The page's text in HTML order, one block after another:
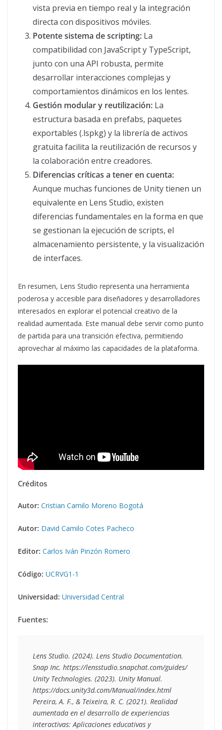
vista previa en tiempo real y la integración
directa con dispositivos móviles.
Potente sistema de scripting: La
compatibilidad con JavaScript y TypeScript,
junto con una API robusta, permite
desarrollar interacciones complejas y
comportamientos dinámicos en los lentes.
Gestión modular y reutilización: La
estructura basada en prefabs, paquetes
exportables (.lspkg) y la librería de activos
gratuita facilita la reutilización de recursos y
la colaboración entre creadores.
Diferencias críticas a tener en cuenta:
Aunque muchas funciones de Unity tienen un
equivalente en Lens Studio, existen
diferencias fundamentales en la forma en que
se gestionan la ejecución de scripts, el
almacenamiento persistente, y la visualización
de interfaces.
En resumen, Lens Studio representa una herramienta
poderosa y accesible para diseñadores y desarrolladores
interesados en explorar el potencial creativo de la
realidad aumentada. Este manual debe servir como punto
de partida para una transición efectiva, permitiendo
aprovechar al máximo las capacidades de la plataforma.
Créditos
Autor: Cristian Camilo Moreno Bogotá
Autor: David Camilo Cotes Pacheco
Editor: Carlos Iván Pinzón Romero
Código: UCRVG1-1
Universidad: Universidad Central
Fuentes:
Lens Studio. (2024). Lens Studio Documentation.
Snap Inc. https://lensstudio.snapchat.com/guides/
Unity Technologies. (2023). Unity Manual.
https://docs.unity3d.com/Manual/index.html
Pereira, A. F., & Teixeira, R. C. (2021). Realidad
aumentada en el desarrollo de experiencias
interactivas: Aplicaciones educativas y